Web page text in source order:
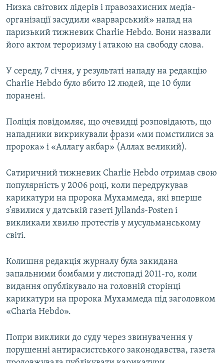
Низка світових лідерів і правозахисних медіа-
організації засудили «варварський» напад на
паризький тижневик Charlie Hebdo. Вони назвали
його актом тероризму і атакою на свободу слова.
У середу, 7 січня, у результаті нападу на редакцію
Charlie Hebdo було вбито 12 людей, ще 10 були
поранені.
Поліція повідомляє, що очевидці розповідають, що
нападники викрикували фрази «ми помстилися за
пророка» і «Аллагу акбар» (Аллах великий).
Сатиричний тижневик Charlie Hebdo отримав свою
популярність у 2006 році, коли передрукував
карикатури на пророка Мухаммеда, які вперше
з’явилися у датській газеті Jyllands-Posten і
викликали хвилю протестів у мусульманському
світі.
Колишня редакція журналу була закидана
запальними бомбами у листопаді 2011-го, коли
видання опублікувало на головній сторінці
карикатури на пророка Мухаммеда під заголовком
«Charia Hebdo».
Попри виклики до суду через звинувачення у
порушенні антирасистського законодавства, газета